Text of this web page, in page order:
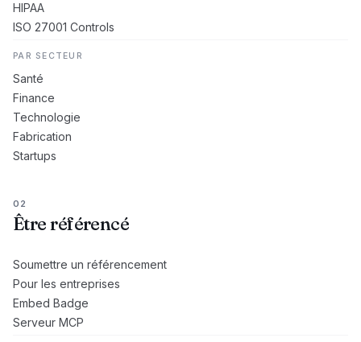
HIPAA
ISO 27001 Controls
PAR SECTEUR
Santé
Finance
Technologie
Fabrication
Startups
02
Être référencé
Soumettre un référencement
Pour les entreprises
Embed Badge
Serveur MCP